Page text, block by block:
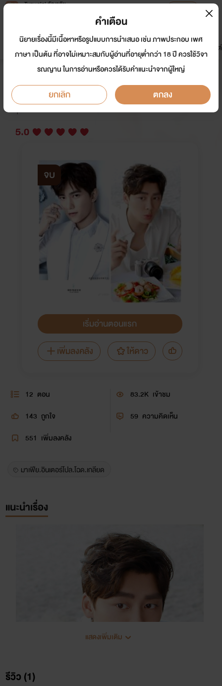
Tunwalai ธัญวลัย
หน้าแรก นิยาย อีบุ๊ก การ์ตูน
มาใหม่
ดรีมแชท ธัญลิสต์
The Dark Moon
นักเขียน: Black_Cat_
Y
5.0
จบ
เริ่มอ่านตอนแรก
เพิ่มลงคลัง
ให้ดาว
12 ตอน 83.2K เข้าชม
143 ถูกใจ 59 ความคิดเห็น
551 เพิ่มลงคลัง
มาเฟีย.อินเตอร์โปล.โฉด.เกลียด
แนะนำเรื่อง
แสดงเพิ่มเติม
รีวิว (1)
คำเตือน
นิยายเรื่องนี้มีเนื้อหาหรือรูปแบบการนำเสนอ เช่น ภาพประกอบ เพศ
ภาษา เป็นต้น ที่อาจไม่เหมาะสมกับผู้อ่านที่อายุต่ำกว่า 18 ปี ควรใช้วิจา
รณญาน ในการอ่านหรือควรได้รับคำแนะนำจากผู้ใหญ่
ยกเลิก ตกลง